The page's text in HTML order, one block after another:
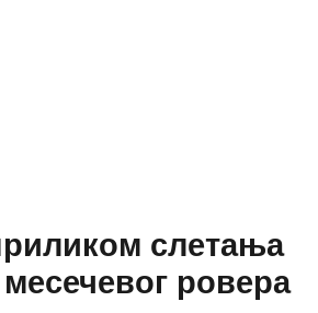
слетања
месечевог ровера